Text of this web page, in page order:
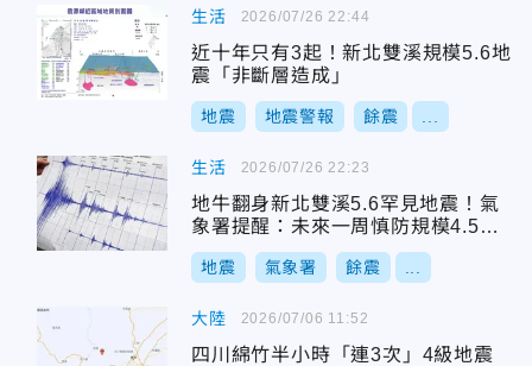
生活
近十年只有3起！新北雙溪規模5.6地
震「非斷層造成」
地震 地震警報 餘震
2026/07/26 22:44
生活
地牛翻身新北雙溪5.6罕見地震！氣
象署提醒：未來一周慎防規模4.5至5
餘震
地震 氣象署 餘震
2026/07/26 22:23
大陸
四川綿竹半小時「連3次」4級地震
2026/07/06 11:52